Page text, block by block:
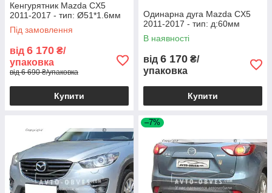
Кенгурятник Mazda CX5
2011-2017 - тип: Ø51*1.6мм
Під замовлення
від 6 170 ₴/
упаковка
від 6 690 ₴/упаковка
Купити
Одинарна дуга Mazda CX5
2011-2017 - тип: д:60мм
В наявності
від 6 170 ₴/
упаковка
Купити
–7%